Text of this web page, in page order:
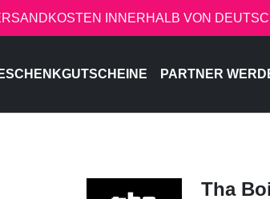
INNERHALB VON
PARTNER
Tha